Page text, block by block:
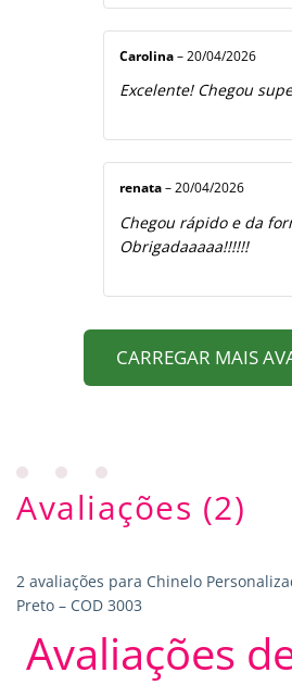
Carolina – 20/04/2026
Excelente! Chegou
renata – 20/04/2026
Chegou rápido e da
Obrigadaaaaa!!!!!!
CARREGAR MAIS
Avaliações (2)
2 avaliações para Chinelo
Preto – COD 3003
Avaliações